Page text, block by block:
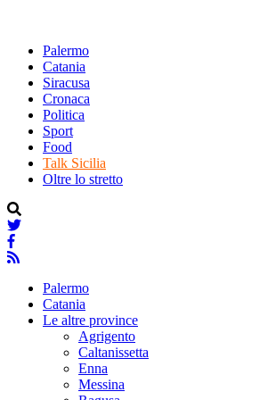
Palermo
Catania
Siracusa
Cronaca
Politica
Sport
Food
Talk Sicilia
Oltre lo stretto
Palermo
Catania
Le altre province
Agrigento
Caltanissetta
Enna
Messina